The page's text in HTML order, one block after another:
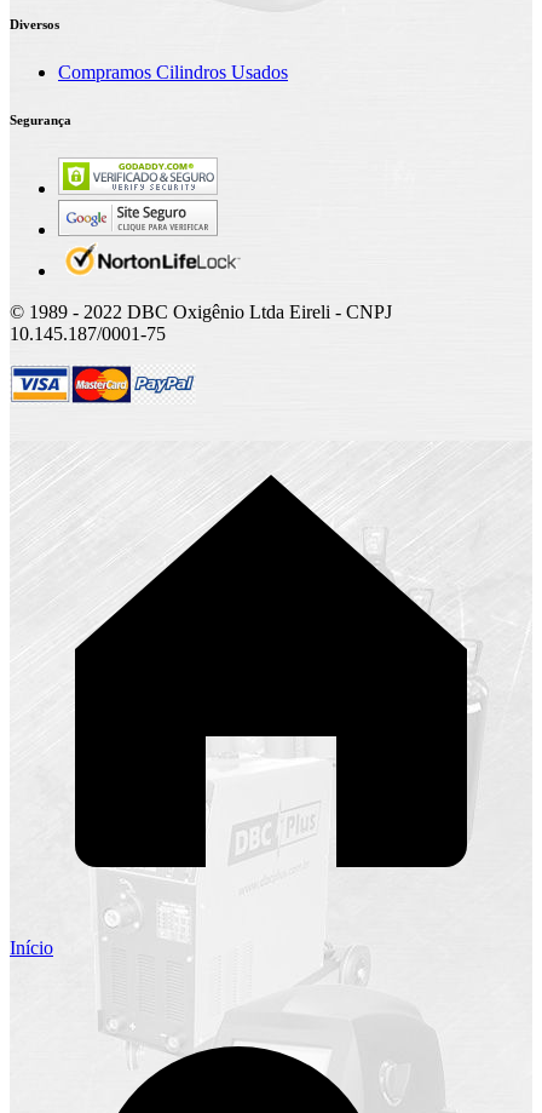
Diversos
Compramos Cilindros Usados
Segurança
© 1989 - 2022 DBC Oxigênio Ltda Eireli - CNPJ
10.145.187/0001-75
Início